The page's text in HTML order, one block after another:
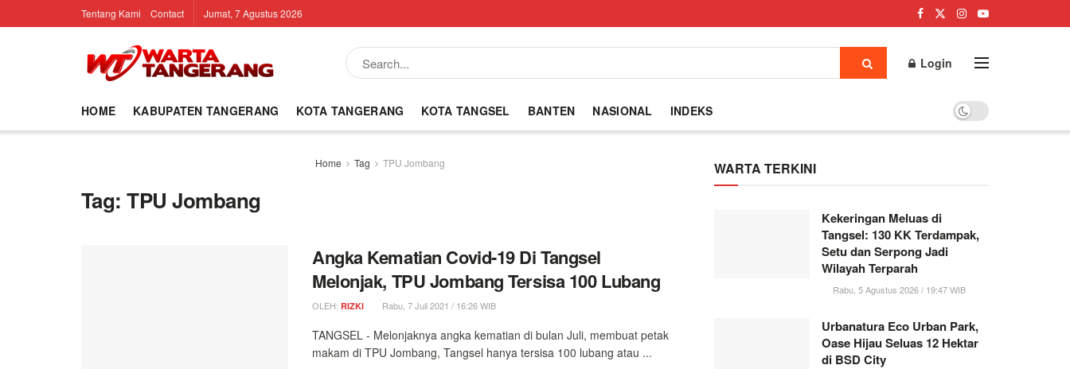
Tentang Kami Contact Jumat, 7 Agustus 2026
Login
HOME KABUPATEN TANGERANG KOTA TANGERANG KOTA TANGSEL BANTEN NASIONAL INDEKS
Home Tag TPU Jombang
Tag:TPU Jombang
Angka Kematian Covid-19 Di Tangsel
Melonjak, TPU Jombang Tersisa 100 Lubang
OLEH: RIZKI Rabu, 7 Juli 2021 / 16:26 WIB
TANGSEL - Melonjaknya angka kematian di bulan Juli, membuat petak
makam di TPU Jombang, Tangsel hanya tersisa 100 lubang atau ...
WARTA TERKINI
Kekeringan Meluas di
Tangsel: 130 KK Terdampak,
Setu dan Serpong Jadi
Wilayah Terparah
Rabu, 5 Agustus 2026 / 19:47 WIB
Urbanatura Eco Urban Park,
Oase Hijau Seluas 12 Hektar
di BSD City